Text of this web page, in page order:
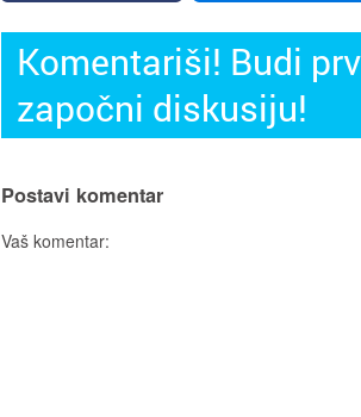
Komentariši! Budi
započni diskusiju!
Postavi komentar
Vaš komentar: